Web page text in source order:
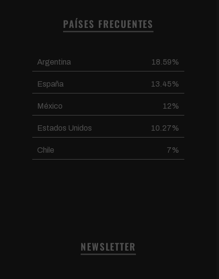
PAÍSES FRECUENTES
Argentina 18.59%
España 13.45%
México 12%
Estados Unidos 10.27%
Chile 7%
NEWSLETTER